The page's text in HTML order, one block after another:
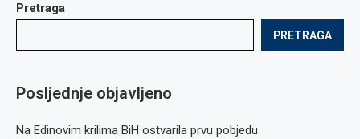
Pretraga
PRETRAGA
Posljednje objavljeno
Na Edinovim krilima BiH ostvarila prvu pobjedu